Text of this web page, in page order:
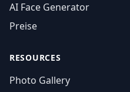
AI Face Generator
Preise
RESOURCES
Photo Gallery